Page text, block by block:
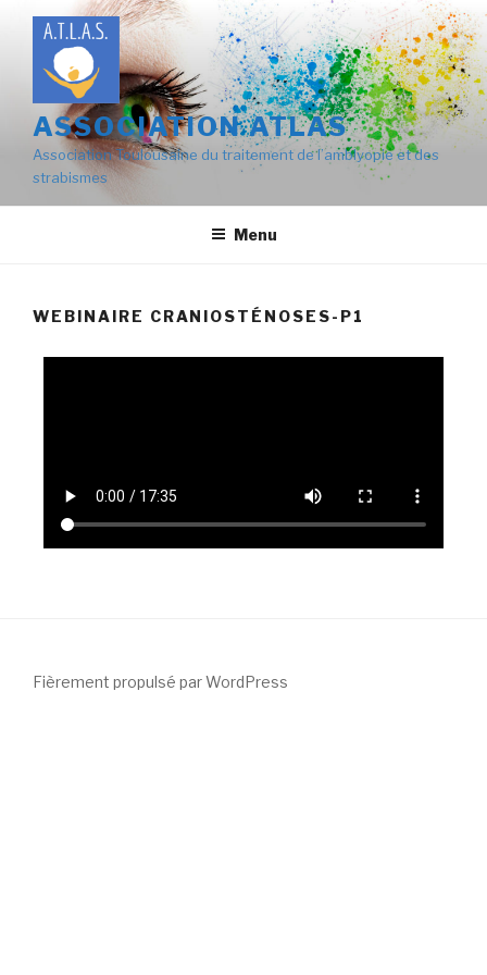
ASSOCIATION ATLAS
Association Toulousaine du traitement de l’amblyopie et des
strabismes
Menu
WEBINAIRE CRANIOSTÉNOSES-P1
Fièrement propulsé par WordPress